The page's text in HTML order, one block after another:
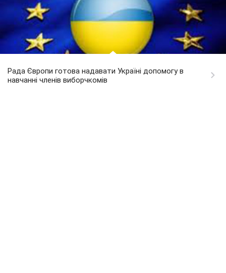
Рада Європи готова надавати Україні допомогу в
навчанні членів виборчкомів